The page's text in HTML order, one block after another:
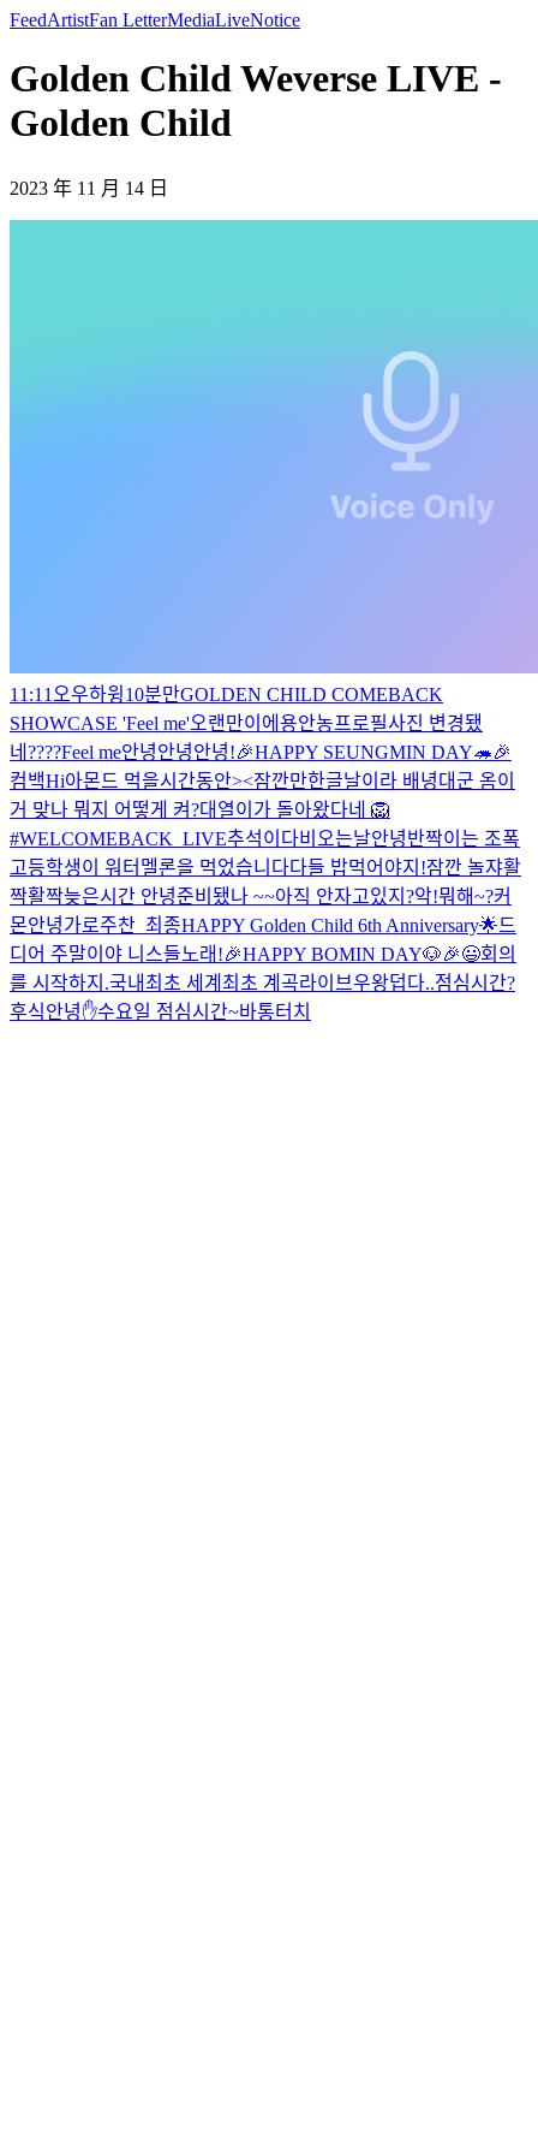
FeedArtistFan LetterMediaLiveNotice
Golden Child Weverse LIVE -
Golden Child
2023 年 11 月 14 日
11:11 오우하윙10분만GOLDEN CHILD COMEBACK
SHOWCASE 'Feel me'오랜만이에용안농프로필사진 변경됐
네????Feel me안녕안녕안녕!🎉HAPPY SEUNGMIN DAY🦔🎉
컴백Hi아몬드 먹을시간동안><잠깐만한글날이라 배녕대군 옴이
거 맞나 뭐지 어떻게 켜?대열이가 돌아왔다네 🦁
#WELCOMEBACK_LIVE추석이다비오는날안녕반짝이는 조폭
고등학생이 워터멜론을 먹었습니다다들 밥먹어야지!잠깐 놀쟈활
짝활짝늦은시간 안녕준비됐나 ~~아직 안자고있지?악!뭐해~?커
몬안녕가로주찬_최종HAPPY Golden Child 6th Anniversary🌟드
디어 주말이야 니스들노래!🎉HAPPY BOMIN DAY🐶🎉😃회의
를 시작하지.국내최초 세계최초 계곡라이브우왕덥다..점심시간?
후식안녕✋수요일 점심시간~바통터치